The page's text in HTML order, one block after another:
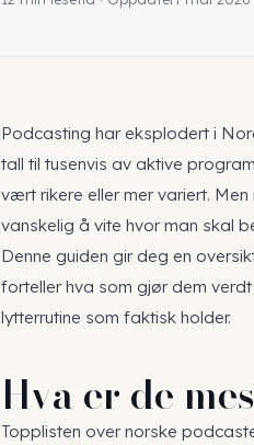
Podcasting har eksplodert i
tall til tusenvis av aktive
vært rikere eller mer variert.
vanskelig å vite hvor man skal
Denne guiden gir deg en
forteller hva som gjør dem
lytterrutine som faktisk holder.
Hva er de
Topplisten over norske